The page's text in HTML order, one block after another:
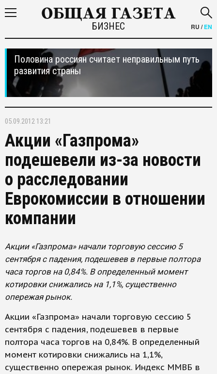
БИЗНЕС RU /EN
Половина россиян считает неправильным путь
развития страны
05.09.2012 13:21
Акции «Газпрома»
подешевели из-за новости
о расследовании
Еврокомиссии в отношении
компании
Акции «Газпрома» начали торговую сессию 5
сентября с падения, подешевев в первые полтора
часа торгов на 0,84%. В определенный момент
котировки снижались на 1,1%, существенно
опережая рынок.
Акции «Газпрома» начали торговую сессию 5
сентября с падения, подешевев в первые
полтора часа торгов на 0,84%. В определенный
момент котировки снижались на 1,1%,
существенно опережая рынок. Индекс ММВБ в